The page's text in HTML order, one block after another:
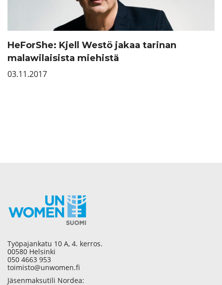
HeForShe: Kjell Westö jakaa tarinan
malawilaisista miehistä
03.11.2017
Työpajankatu 10 A, 4. kerros.
00580 Helsinki
050 4663 953
toimisto@unwomen.fi
Jäsenmaksutili Nordea: